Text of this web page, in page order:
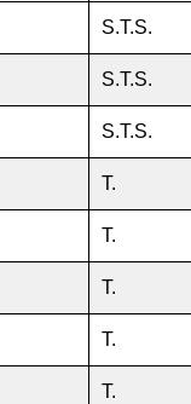
S.T.S.
S.T.S.
S.T.S.
T.
T.
T.
T.
T.